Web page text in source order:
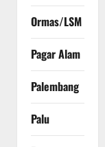
Ormas/LSM
Pagar Alam
Palembang
Palu